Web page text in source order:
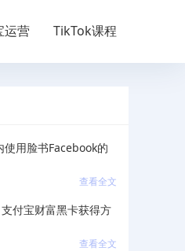
运营 TikTok课程
用脸书Facebook的
查看全文
付宝财富黑卡获得方
查看全文